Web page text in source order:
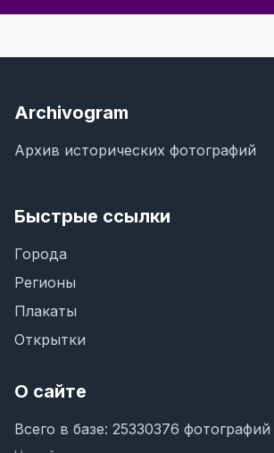
Archivogram
Архив исторических фотографий
Быстрые ссылки
Города
Регионы
Плакаты
Открытки
О сайте
Всего в базе: 25330376 фотографий